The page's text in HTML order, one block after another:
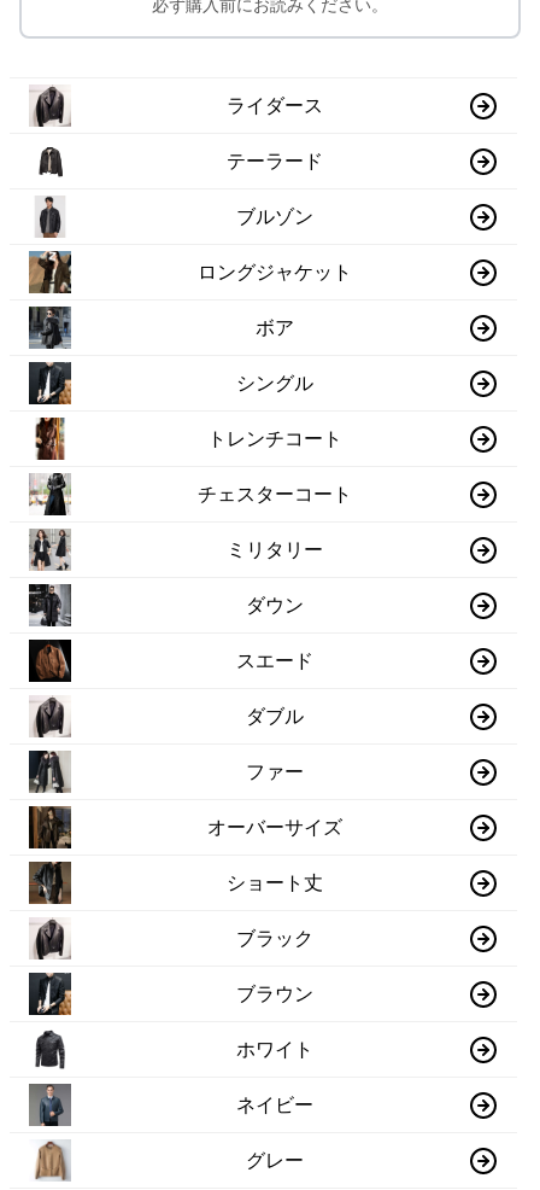
必ず購入前にお読みください。
ライダース
テーラード
ブルゾン
ロングジャケット
ボア
シングル
トレンチコート
チェスターコート
ミリタリー
ダウン
スエード
ダブル
ファー
オーバーサイズ
ショート丈
ブラック
ブラウン
ホワイト
ネイビー
グレー